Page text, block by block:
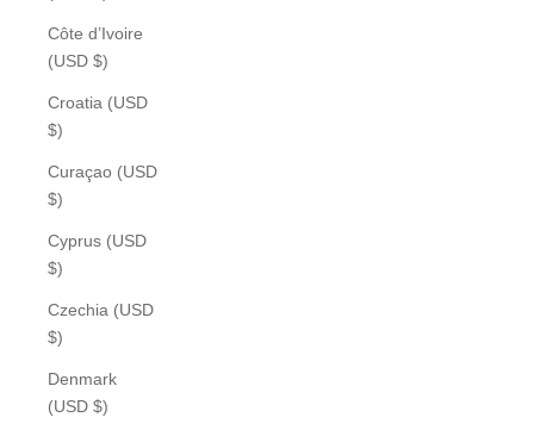
Côte d’Ivoire
(USD $)
Croatia (USD
$)
Curaçao (USD
$)
Cyprus (USD
$)
Czechia (USD
$)
Denmark
(USD $)